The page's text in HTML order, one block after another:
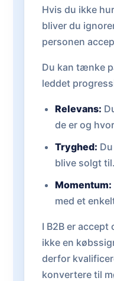
Hvis du ikke
bliver du
personen
Du kan tænke
leddet
Relevans:
de er og
Tryghed:
blive solgt til.
Momentum:
med et
I B2B er accept
ikke en
derfor
konvertere til